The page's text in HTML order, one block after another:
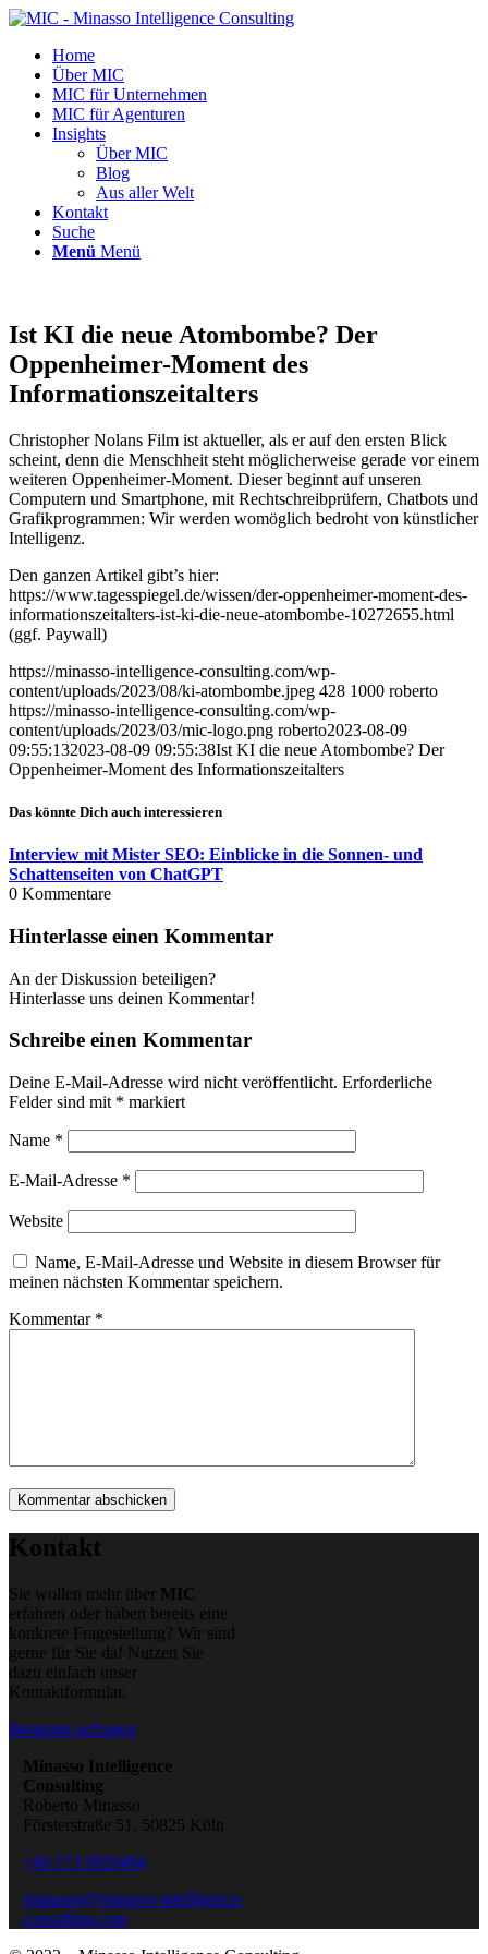
Home
Über MIC
MIC für Unternehmen
MIC für Agenturen
Insights
Über MIC
Blog
Aus aller Welt
Kontakt
Suche
Menü Menü
Ist KI die neue Atombombe? Der
Oppenheimer-Moment des
Informationszeitalters
Christopher Nolans Film ist aktueller, als er auf den ersten Blick
scheint, denn die Menschheit steht möglicherweise gerade vor einem
weiteren Oppenheimer-Moment. Dieser beginnt auf unseren
Computern und Smartphone, mit Rechtschreibprüfern, Chatbots und
Grafikprogrammen: Wir werden womöglich bedroht von künstlicher
Intelligenz.
Den ganzen Artikel gibt’s hier:
https://www.tagesspiegel.de/wissen/der-oppenheimer-moment-des-
informationszeitalters-ist-ki-die-neue-atombombe-10272655.html
(ggf. Paywall)
https://minasso-intelligence-consulting.com/wp-
content/uploads/2023/08/ki-atombombe.jpeg 428 1000 roberto
https://minasso-intelligence-consulting.com/wp-
content/uploads/2023/03/mic-logo.png roberto2023-08-09
09:55:132023-08-09 09:55:38Ist KI die neue Atombombe? Der
Oppenheimer-Moment des Informationszeitalters
Das könnte Dich auch interessieren
Interview mit Mister SEO: Einblicke in die Sonnen- und
Schattenseiten von ChatGPT
0 Kommentare
Hinterlasse einen Kommentar
An der Diskussion beteiligen?
Hinterlasse uns deinen Kommentar!
Schreibe einen Kommentar
Deine E-Mail-Adresse wird nicht veröffentlicht. Erforderliche
Felder sind mit * markiert
Name *
E-Mail-Adresse *
Website
Name, E-Mail-Adresse und Website in diesem Browser für
meinen nächsten Kommentar speichern.
Kommentar *
Kontakt
Sie wollen mehr über MIC
erfahren oder haben bereits eine
konkrete Fragestellung? Wir sind
gerne für Sie da! Nutzen Sie
dazu einfach unser
Kontaktformular.
Beratung anfragen
Minasso Intelligence
Consulting
Roberto Minasso
Försterstraße 51, 50825 Köln
+49 173 9920484
rminasso@minasso-intelligence-
consulting.com